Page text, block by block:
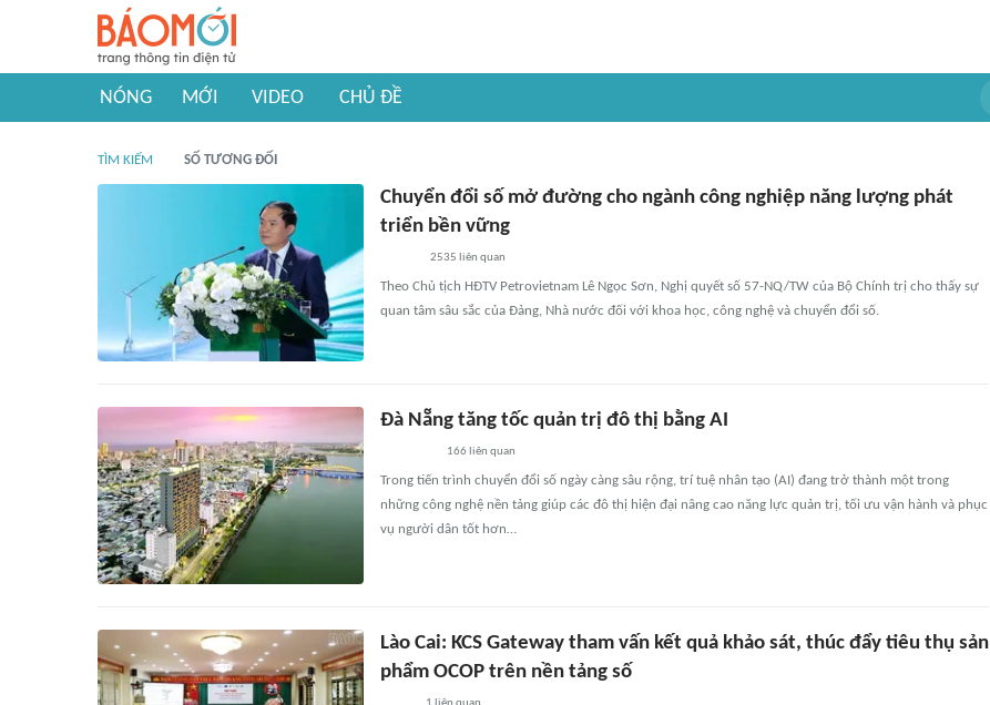
NÓNG MỚI VIDEO CHỦ ĐỀ
TÌM KIẾM SỐ TƯƠNG ĐỐI
Chuyển đổi số mở đường cho ngành công nghiệp năng lượng phát
triển bền vững
2535 liên quan
Theo Chủ tịch HĐTV Petrovietnam Lê Ngọc Sơn, Nghị quyết số 57-NQ/TW của Bộ Chính trị cho thấy sự
quan tâm sâu sắc của Đảng, Nhà nước đối với khoa học, công nghệ và chuyển đổi số.
Đà Nẵng tăng tốc quản trị đô thị bằng AI
166 liên quan
Trong tiến trình chuyển đổi số ngày càng sâu rộng, trí tuệ nhân tạo (AI) đang trở thành một trong
những công nghệ nền tảng giúp các đô thị hiện đại nâng cao năng lực quản trị, tối ưu vận hành và phục
vụ người dân tốt hơn…
Lào Cai: KCS Gateway tham vấn kết quả khảo sát, thúc đẩy tiêu thụ sản
phẩm OCOP trên nền tảng số